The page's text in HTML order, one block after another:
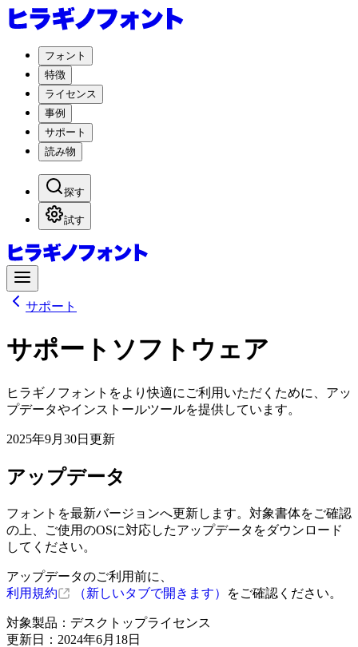
フォント
特徴
ライセンス
事例
サポート
読み物
探す
試す
サポート
サポート ソフトウェア
ヒラギノフォントをより快適にご利用いただくために、アッ
プデータやインストールツールを提供しています。
2025年9月30日更新
アップデータ
フォントを最新バージョンへ更新します。対象書体をご確認
の上、ご使用のOSに対応したアップデータをダウンロード
してください。
アップデータのご利用前に、
利用規約
（新しいタブで開きます） をご確認ください。
対象製品：デスクトップライセンス
更新日：2024年6月18日